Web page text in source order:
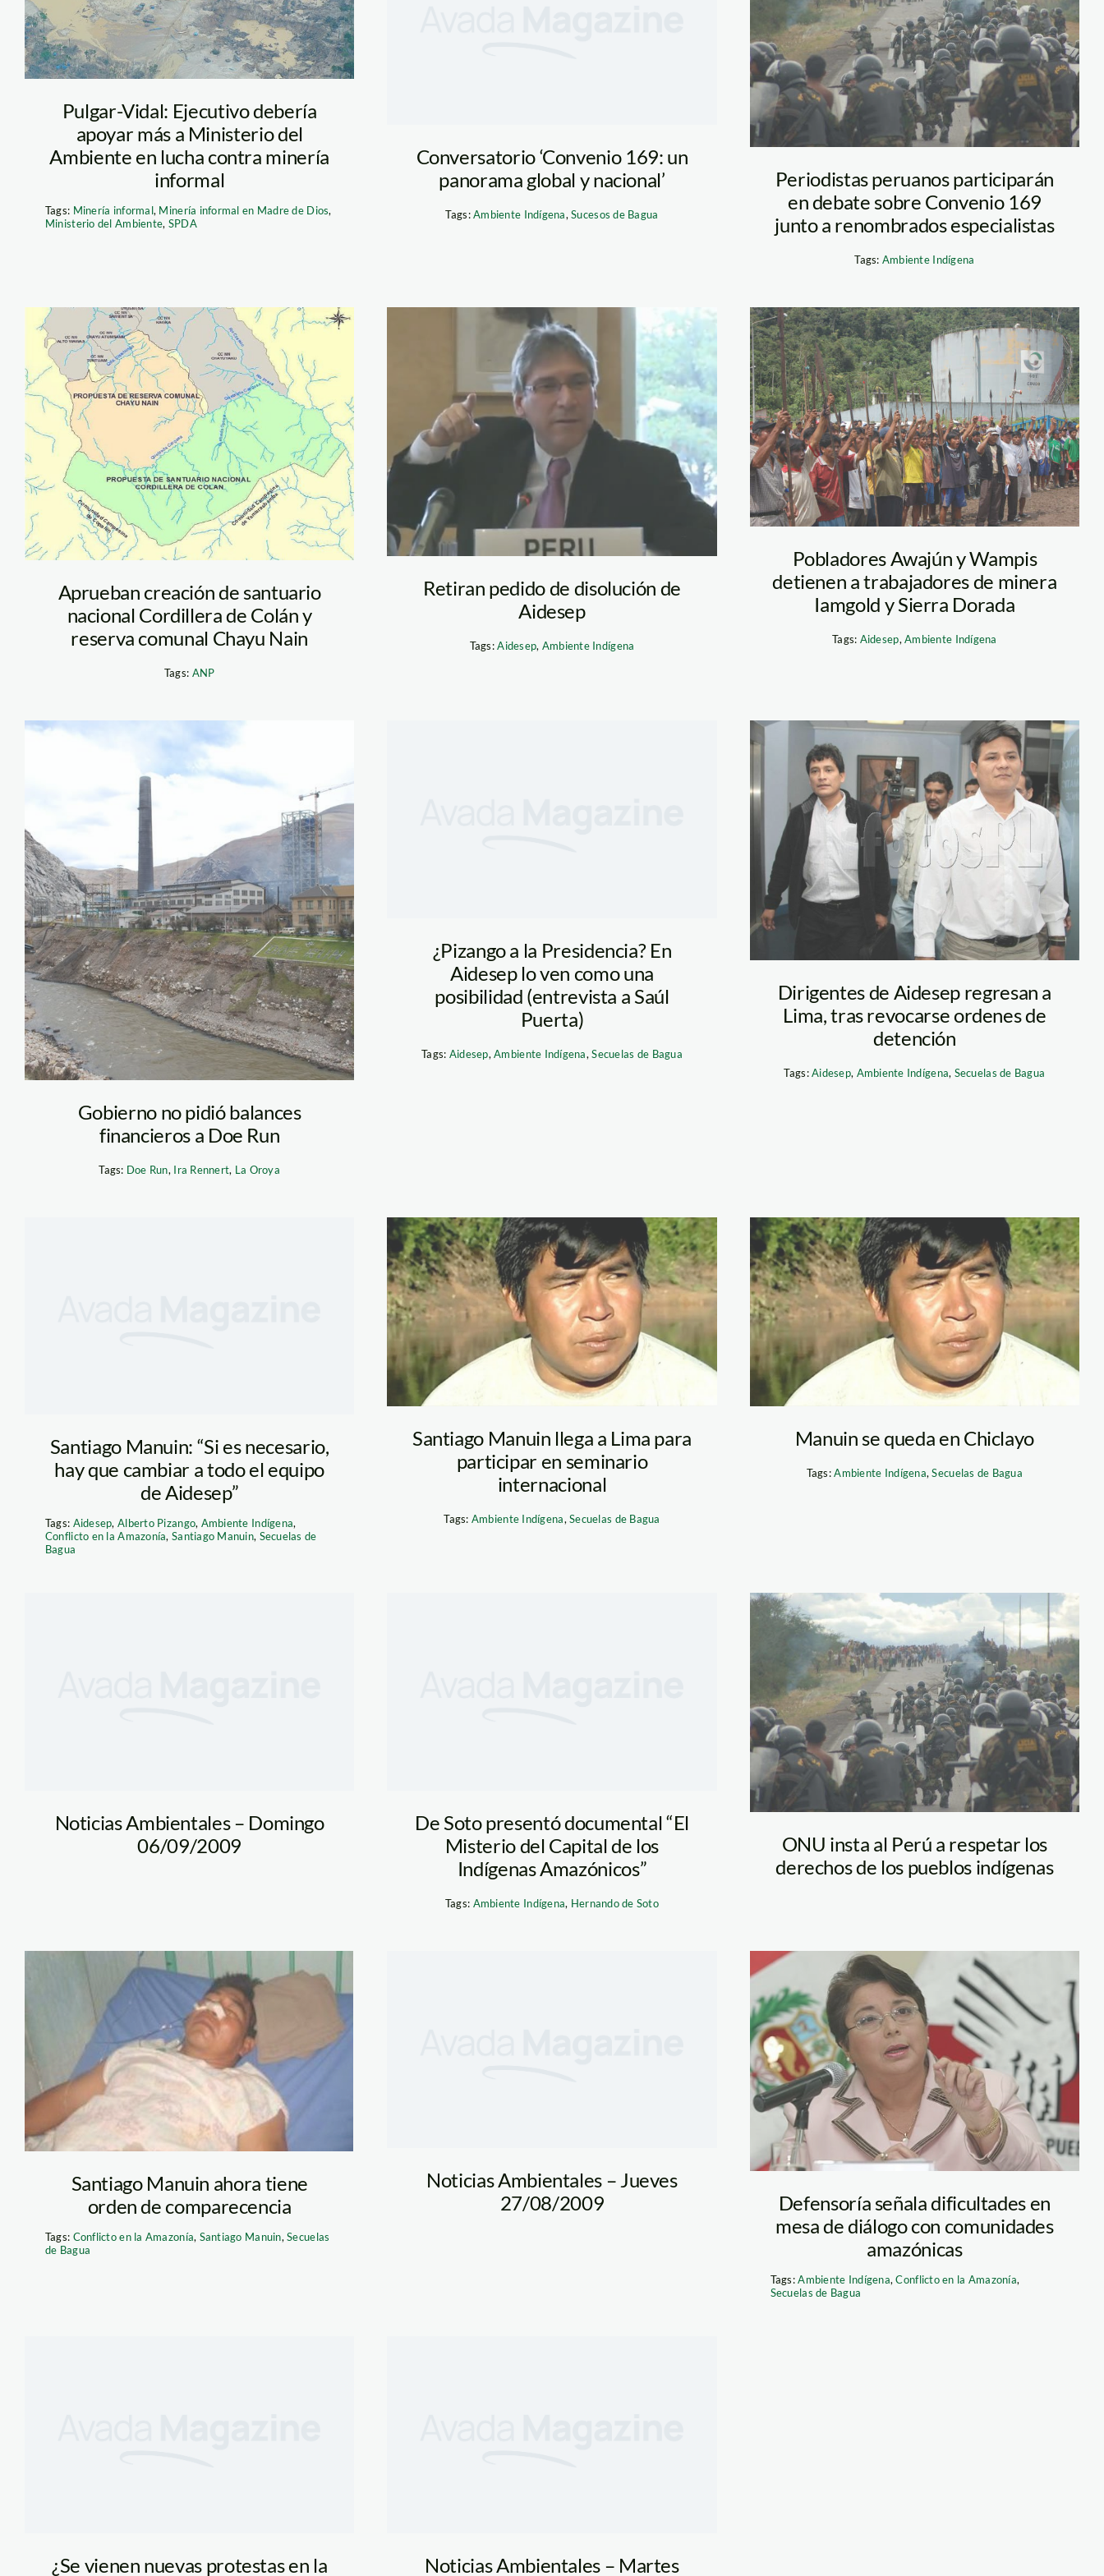
Pulgar-Vidal: Ejecutivo debería
apoyar más a Ministerio del
Ambiente en lucha contra minería
informal
Tags: Minería informal, Minería informal en Madre de Dios,
Ministerio del Ambiente, SPDA
Conversatorio ‘Convenio 169: un
panorama global y nacional’
Tags:Ambiente Indígena,Sucesos de Bagua
Periodistas peruanos participarán
en debate sobre Convenio 169
junto a renombrados especialistas
Tags: Ambiente Indígena
nuevas_anp_amazonas
Aprueban creación de santuario
nacional Cordillera de Colán y
reserva comunal Chayu Nain
Tags: ANP
pastor_aurelio_onu
Retiran pedido de disolución de
Aidesep
Tags:Aidesep, Ambiente Indígena
awajun_aidesep
Pobladores Awajún y Wampis
detienen a trabajadores de minera
Iamgold y Sierra Dorada
Tags: Aidesep,Ambiente Indígena
doe_run_apia1
Gobierno no pidió balances
financieros a Doe Run
Tags: Doe Run, Ira Rennert, La Oroya
¿Pizango a la Presidencia? En
Aidesep lo ven como una
posibilidad (entrevista a Saúl
Puerta)
Tags: Aidesep,Ambiente Indígena,Secuelas de Bagua
Dirigentes de Aidesep regresan a
Lima, tras revocarse ordenes de
detención
Tags:Aidesep, Ambiente Indígena, Secuelas de Bagua
Santiago Manuin: “Si es necesario,
hay que cambiar a todo el equipo
de Aidesep”
Tags: Aidesep, Alberto Pizango, Ambiente Indígena,
Conflicto en la Amazonía, Santiago Manuin, Secuelas de
Bagua
manuin_santiago
Santiago Manuin llega a Lima para
participar en seminario
internacional
Tags: Ambiente Indígena,Secuelas de Bagua
manuin_santiago
Manuin se queda en Chiclayo
Tags:Ambiente Indígena,Secuelas de Bagua
Noticias Ambientales – Domingo
06/09/2009
De Soto presentó documental “El
Misterio del Capital de los
Indígenas Amazónicos”
Tags: Ambiente Indígena, Hernando de Soto
ONU insta al Perú a respetar los
derechos de los pueblos indígenas
santiago_manuin
Santiago Manuin ahora tiene
orden de comparecencia
Tags: Conflicto en la Amazonía, Santiago Manuin,Secuelas
de Bagua
Noticias Ambientales – Jueves
27/08/2009
merino_beatriz
Defensoría señala dificultades en
mesa de diálogo con comunidades
amazónicas
Tags:Ambiente Indígena,Conflicto en la Amazonía,
Secuelas de Bagua
¿Se vienen nuevas protestas en la
Noticias Ambientales – Martes